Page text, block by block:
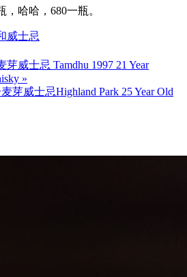
哈哈，680一瓶。
威士忌
威士忌 Tamdhu 1997 21 Year
»
芽威士忌Highland Park 25 Year Old